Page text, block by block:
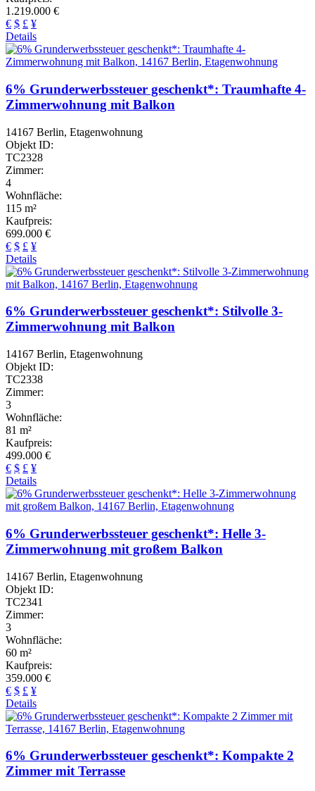
1.219.000 €
€ $ £ ¥
Details
6% Grunderwerbssteuer geschenkt*: Traumhafte 4-
Zimmerwohnung mit Balkon
14167 Berlin, Etagenwohnung
Objekt ID:
TC2328
Zimmer:
4
Wohnfläche:
115 m²
Kaufpreis:
699.000 €
€ $ £ ¥
Details
6% Grunderwerbssteuer geschenkt*: Stilvolle 3-
Zimmerwohnung mit Balkon
14167 Berlin, Etagenwohnung
Objekt ID:
TC2338
Zimmer:
3
Wohnfläche:
81 m²
Kaufpreis:
499.000 €
€ $ £ ¥
Details
6% Grunderwerbssteuer geschenkt*: Helle 3-
Zimmerwohnung mit großem Balkon
14167 Berlin, Etagenwohnung
Objekt ID:
TC2341
Zimmer:
3
Wohnfläche:
60 m²
Kaufpreis:
359.000 €
€ $ £ ¥
Details
6% Grunderwerbssteuer geschenkt*: Kompakte 2
Zimmer mit Terrasse